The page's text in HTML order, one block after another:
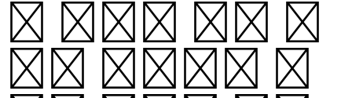
는 밝기와 표면 온
도를 기준으로 항